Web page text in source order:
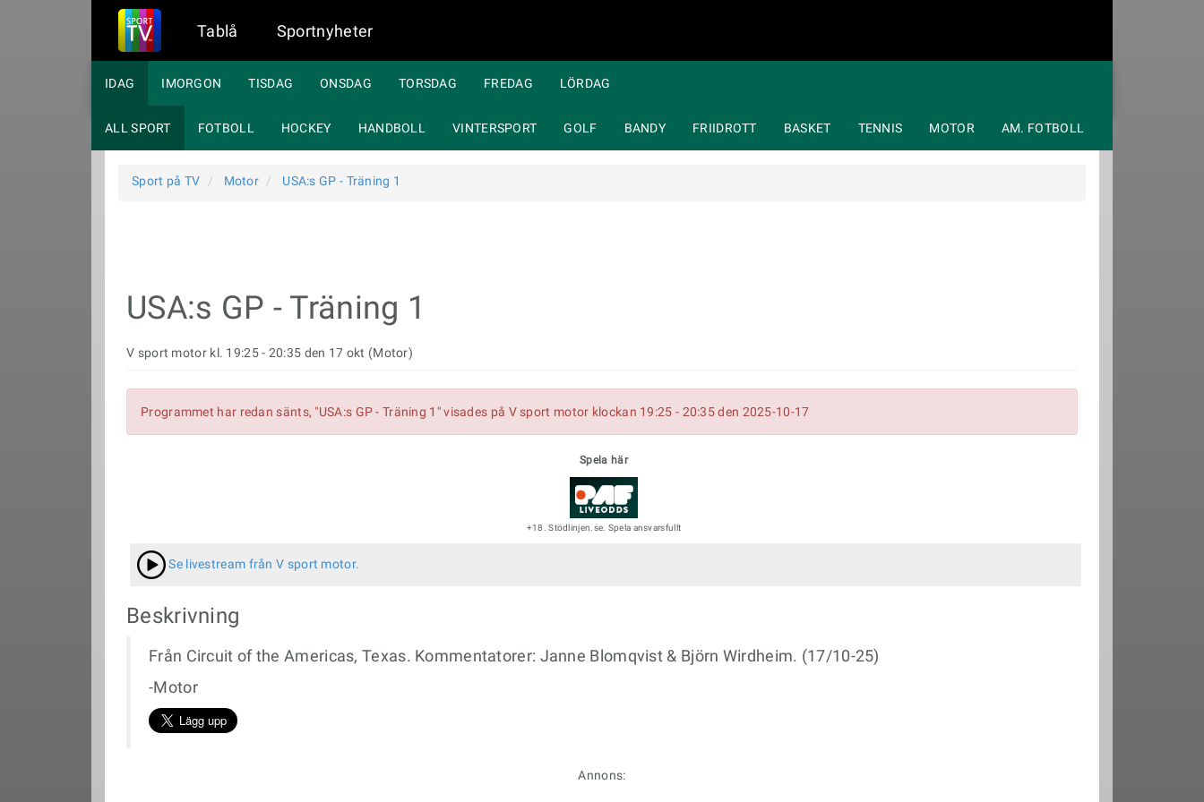
Tablå Sportnyheter
IDAG IMORGON TISDAG ONSDAG TORSDAG FREDAG LÖRDAG
ALL SPORT FOTBOLL HOCKEY HANDBOLL VINTERSPORT GOLF BANDY FRIIDROTT BASKET TENNIS MOTOR AM. FOTBOLL
Sport på TV Motor USA:s GP - Träning 1
USA:s GP - Träning 1
V sport motor kl. 19:25 - 20:35 den 17 okt (Motor)
Programmet har redan sänts, "USA:s GP - Träning 1" visades på V sport motor klockan 19:25 - 20:35 den 2025-10-17
Spela här
+18. Stödlinjen.se. Spela ansvarsfullt
Se livestream från V sport motor.
Beskrivning
Från Circuit of the Americas, Texas. Kommentatorer: Janne Blomqvist & Björn Wirdheim. (17/10-25)
-Motor
Annons: